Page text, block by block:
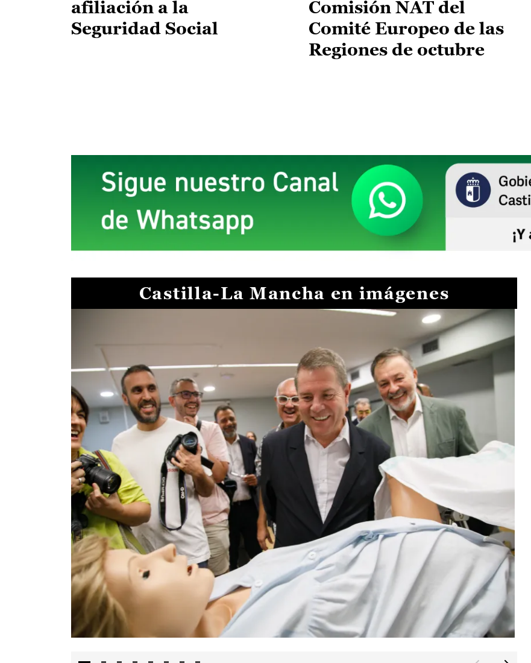
afiliación a la
Seguridad Social
Comisión NAT del
Comité Europeo de las
Regiones de octubre
Castilla-La Mancha en imágenes